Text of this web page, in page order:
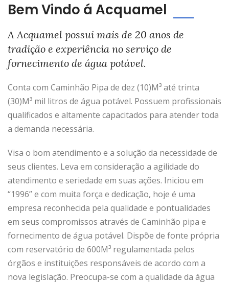
Bem Vindo á Acquamel
A Acquamel possui mais de 20 anos de
tradição e experiência no serviço de
fornecimento de água potável.
Conta com Caminhão Pipa de dez (10)M³ até trinta
(30)M³ mil litros de água potável. Possuem profissionais
qualificados e altamente capacitados para atender toda
a demanda necessária.
Visa o bom atendimento e a solução da necessidade de
seus clientes. Leva em consideração a agilidade do
atendimento e seriedade em suas ações. Iniciou em
“1996” e com muita força e dedicação, hoje é uma
empresa reconhecida pela qualidade e pontualidades
em seus compromissos através de Caminhão pipa e
fornecimento de água potável. Dispõe de fonte própria
com reservatório de 600M³ regulamentada pelos
órgãos e instituições responsáveis de acordo com a
nova legislação. Preocupa-se com a qualidade da água